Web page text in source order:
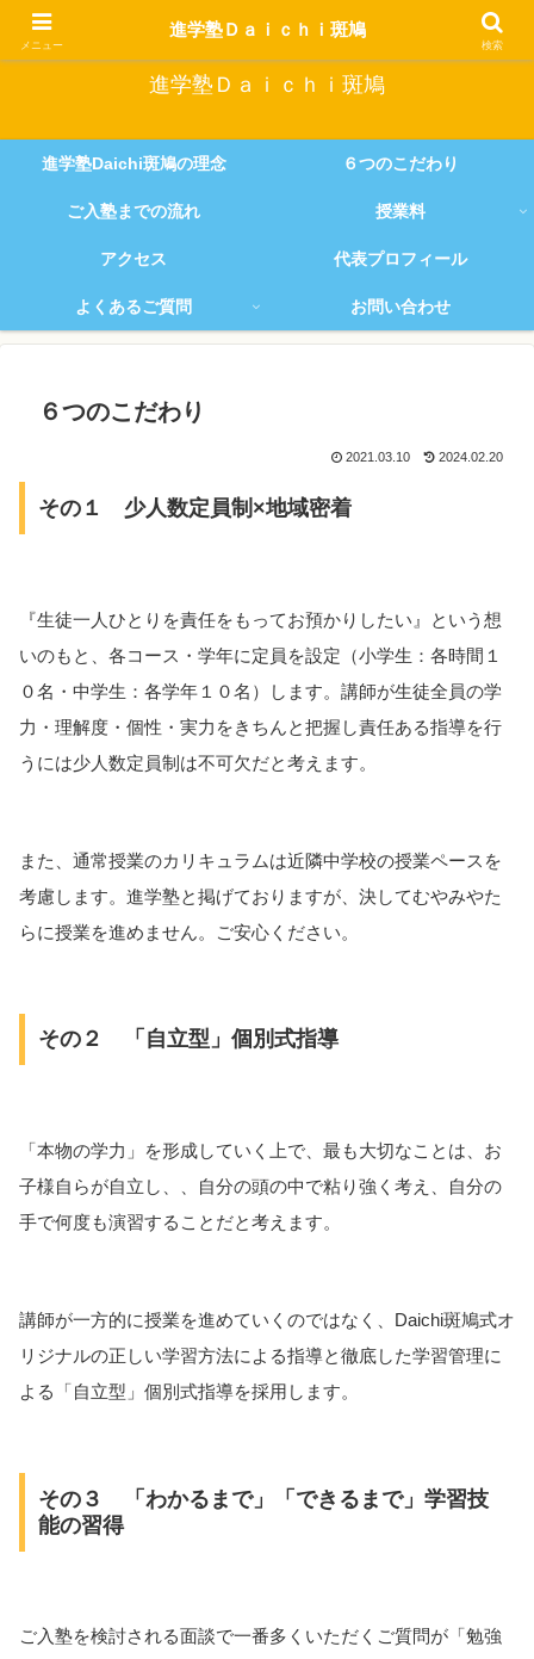
塾生全員を『伸ばす』ことにこだわり続ける進学塾
進学塾Ｄａｉｃｈｉ斑鳩
進学塾Daichi斑鳩の理念 ６つのこだわり
ご入塾までの流れ 授業料
アクセス 代表プロフィール
よくあるご質問 お問い合わせ
６つのこだわり
2021.03.10 2024.02.20
その１ 少人数定員制×地域密着
『生徒一人ひとりを責任をもってお預かりしたい』という想
いのもと、各コース・学年に定員を設定（小学生：各時間１
０名・中学生：各学年１０名）します。講師が生徒全員の学
力・理解度・個性・実力をきちんと把握し責任ある指導を行
うには少人数定員制は不可欠だと考えます。
また、通常授業のカリキュラムは近隣中学校の授業ペースを
考慮します。進学塾と掲げておりますが、決してむやみやた
らに授業を進めません。ご安心ください。
その２ 「自立型」個別式指導
「本物の学力」を形成していく上で、最も大切なことは、お
子様自らが自立し、、自分の頭の中で粘り強く考え、自分の
手で何度も演習することだと考えます。
講師が一方的に授業を進めていくのではなく、Daichi斑鳩式オ
リジナルの正しい学習方法による指導と徹底した学習管理に
よる「自立型」個別式指導を採用します。
その３ 「わかるまで」「できるまで」学習技
能の習得
ご入塾を検討される面談で一番多くいただくご質問が「勉強
メニュー
進学塾Ｄａｉｃｈｉ斑鳩
検索